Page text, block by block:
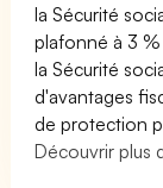
la Sécurité
plafonné à 3 %
la Sécurité
d'avantages
de protection
Découvrir plus